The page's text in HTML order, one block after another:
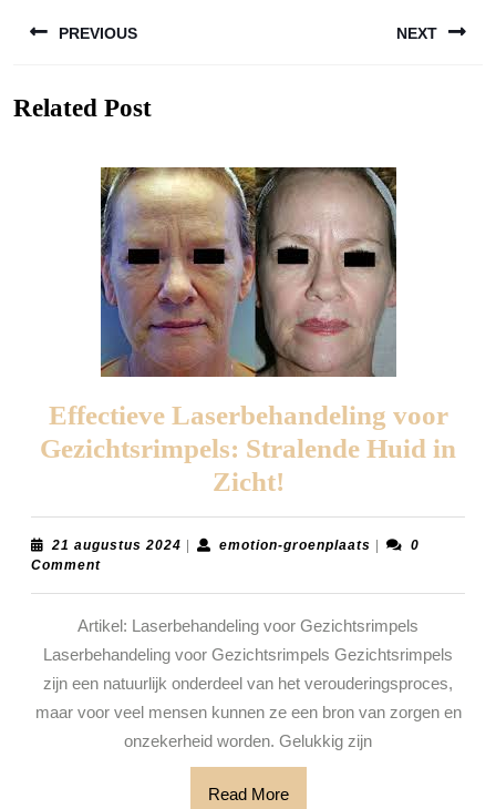
PREVIOUS
post:
NEXT
Related Post
Effectieve Laserbehandeling voor
Gezichtsrimpels: Stralende Huid in
Zicht!
voor
Stralende
Huid
in
Zicht!
21 augustus 2024 21
| emotion-groenplaatsemotion-
|
0
Comment
Artikel: Laserbehandeling voor Gezichtsrimpels
Laserbehandeling voor Gezichtsrimpels Gezichtsrimpels
zijn een natuurlijk onderdeel van het verouderingsproces,
maar voor veel mensen kunnen ze een bron van zorgen en
onzekerheid worden. Gelukkig zijn
Read MoreRead